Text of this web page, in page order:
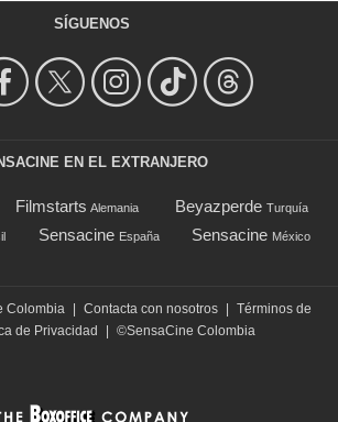
SÍGUENOS
EN EL EXTRANJERO
Filmstarts Alemania Beyazperde Turquía
Sensacine España Sensacine México
Colombia | Contacta con nosotros | Términos de
de Privacidad | ©SensaCine Colombia